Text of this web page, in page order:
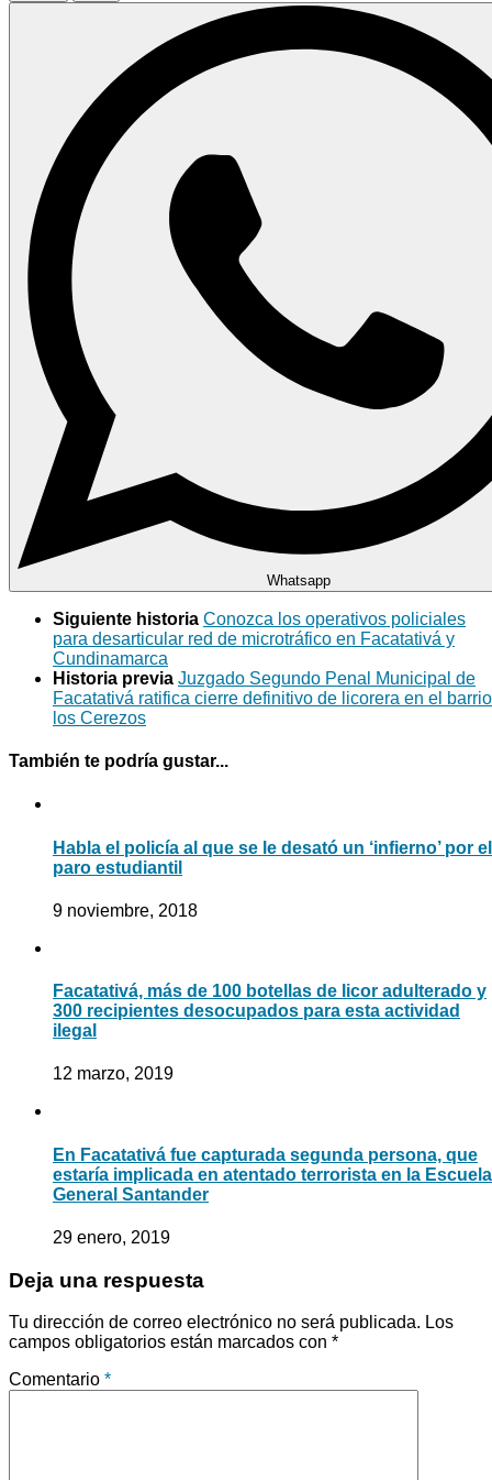
Whatsapp
Siguiente historia Conozca los operativos policiales
para desarticular red de microtráfico en Facatativá y
Cundinamarca
Historia previa Juzgado Segundo Penal Municipal de
Facatativá ratifica cierre definitivo de licorera en el barrio
los Cerezos
También te podría gustar...
Habla el policía al que se le desató un ‘infierno’ por el
paro estudiantil
9 noviembre, 2018
Facatativá, más de 100 botellas de licor adulterado y
300 recipientes desocupados para esta actividad
ilegal
12 marzo, 2019
En Facatativá fue capturada segunda persona, que
estaría implicada en atentado terrorista en la Escuela
General Santander
29 enero, 2019
Deja una respuesta
Tu dirección de correo electrónico no será publicada. Los
campos obligatorios están marcados con *
Comentario *